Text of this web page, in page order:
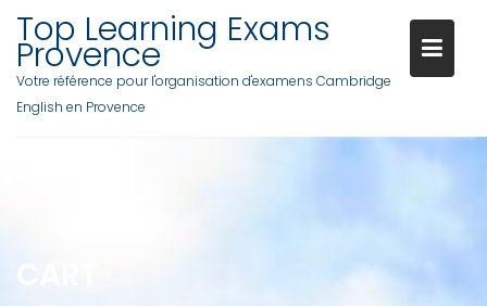
content
Top Learning Exams
Provence
Votre référence pour l'organisation d'examens Cambridge
English en Provence